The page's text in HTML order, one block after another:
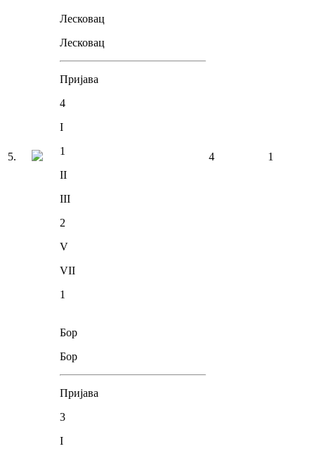
5.
Лесковац
Лесковац
Пријава
4
I
1
II
III
2
V
VII
1
4 1
Бор
Бор
Пријава
3
I